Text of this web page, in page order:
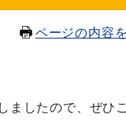
ページの内容
ましたので、ぜひ